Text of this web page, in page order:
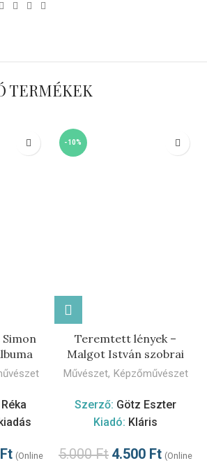
TERMÉKEK
Ft (Online
-10%
Teremtett lények –
Malgot István szobrai
Művészet, Képzőművészet
Szerző: Götz Eszter
Kiadó: Kláris
5.000Ft 4.500 Ft (Online